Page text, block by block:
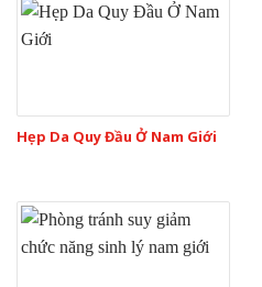
Hẹp Da Quy Đầu Ở Nam Giới